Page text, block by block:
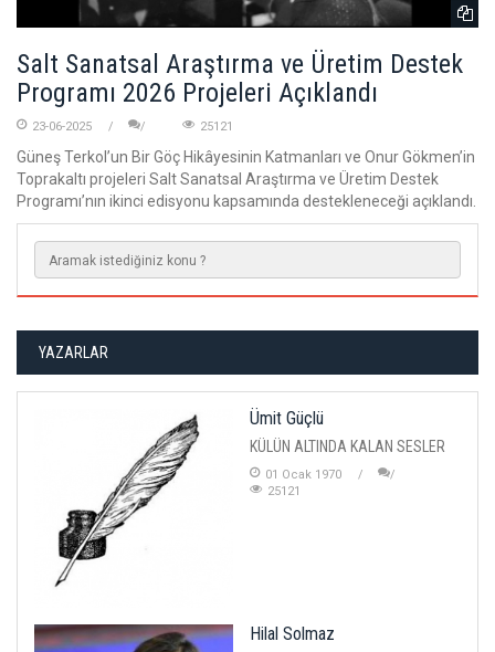
Salt Sanatsal Araştırma ve Üretim Destek
Programı 2026 Projeleri Açıklandı
23-06-2025 25121
Güneş Terkol’un Bir Göç Hikâyesinin Katmanları ve Onur Gökmen’in
Toprakaltı projeleri Salt Sanatsal Araştırma ve Üretim Destek
Programı’nın ikinci edisyonu kapsamında destekleneceği açıklandı.
YAZARLAR
Ümit Güçlü
KÜLÜN ALTINDA KALAN SESLER
01 Ocak 1970
25121
Hilal Solmaz